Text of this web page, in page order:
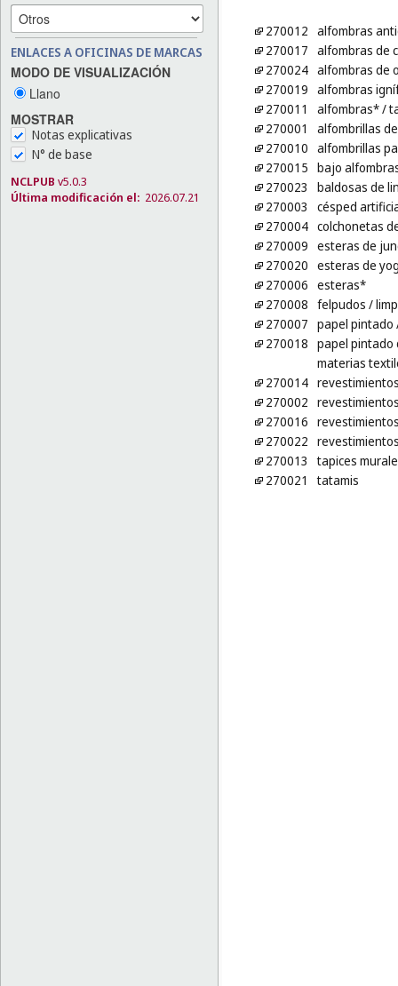
ENLACES A OFICINAS DE MARCAS
MODO DE VISUALIZACIÓN
Llano
MOSTRAR
Notas explicativas
N° de base
NCLPUB v5.0.3
Última modificación el: 2026.07.21
270012 alfombras
270017 alfombras de
270024 alfombras de
270019 alfombras
270011
alfombras*/
270001
alfombrillas
270010 alfombrillas
270015 bajo
270023
baldosas de
270003
césped
270004 colchonetas
270009 esteras de
270020 esteras de
270006 esteras*
270008 felpudos /
270007 papel pintado
270018 papel pintado
materias
270014
270002
270016
270022
270013
tapices
270021
tatamis